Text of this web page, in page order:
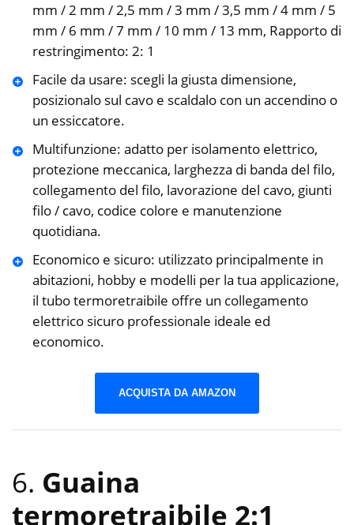
mm / 2 mm / 2,5 mm / 3 mm / 3,5 mm / 4 mm / 5
mm / 6 mm / 7 mm / 10 mm / 13 mm, Rapporto di
restringimento: 2: 1
Facile da usare: scegli la giusta dimensione,
posizionalo sul cavo e scaldalo con un accendino o
un essiccatore.
Multifunzione: adatto per isolamento elettrico,
protezione meccanica, larghezza di banda del filo,
collegamento del filo, lavorazione del cavo, giunti
filo / cavo, codice colore e manutenzione
quotidiana.
Economico e sicuro: utilizzato principalmente in
abitazioni, hobby e modelli per la tua applicazione,
il tubo termoretraibile offre un collegamento
elettrico sicuro professionale ideale ed
economico.
ACQUISTA DA AMAZON
6. Guaina
termoretraibile 2:1